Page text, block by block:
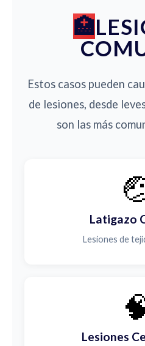
Estos casos pueden
de lesiones, desde
son las más
Latigazo
Lesiones de
Lesiones